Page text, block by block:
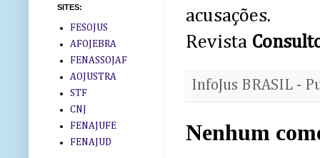
acusações.
Revista
InfoJus BRASIL -
Nenhum
SITES:
FESOJUS
AFOJEBRA
FENASSOJAF
AOJUSTRA
STF
CNJ
FENAJUFE
FENAJUD